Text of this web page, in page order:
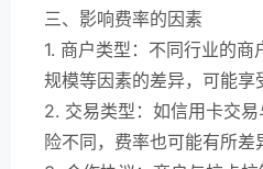
三、影响费率的因素
1. 商户类型：不同行业的
规模等因素的差异，可能享
2. 交易类型：如信用卡交
险不同，费率也可能有所差